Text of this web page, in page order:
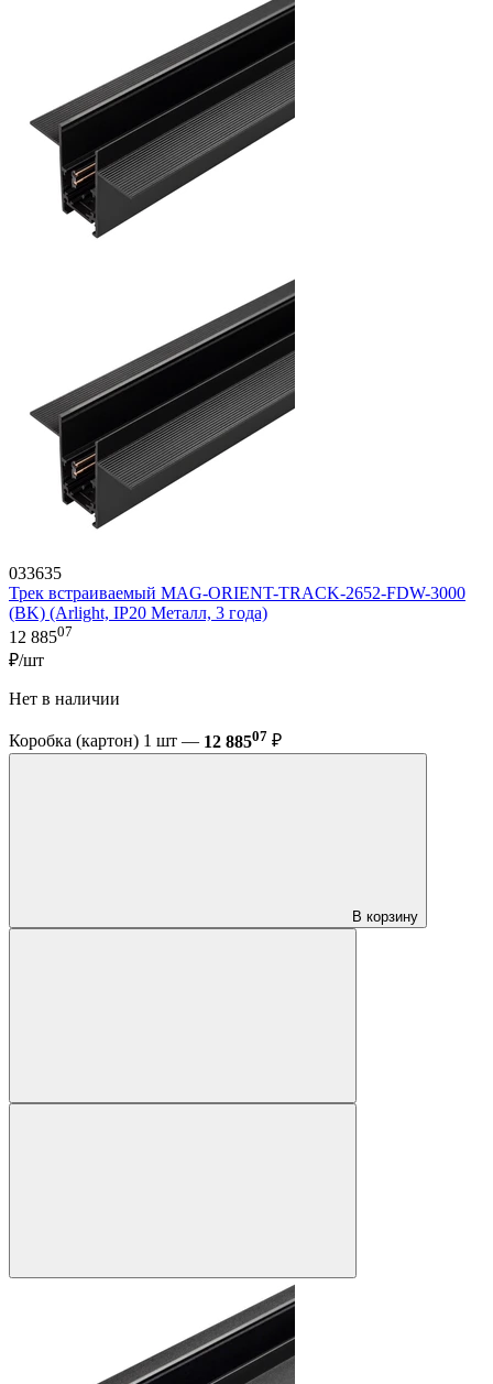
033635
Трек встраиваемый MAG-ORIENT-TRACK-2652-FDW-3000
(BK) (Arlight, IP20 Металл, 3 года)
12 88507
₽/шт
Нет в наличии
Коробка (картон) 1 шт — 12 88507 ₽
В корзину